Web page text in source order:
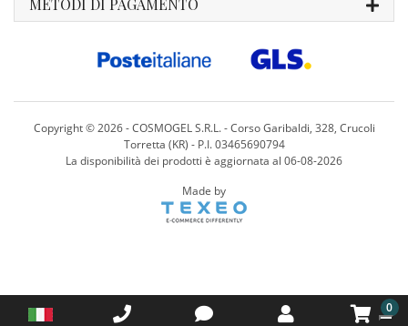
Copyright ©2026 - COSMOGEL S.R.L. - Corso Garibaldi, 328, Crucoli
Torretta (KR) - P.I. 03465690794
La disponibilità dei prodotti è aggiornata al 06-08-2026
Made by
0
Informativa sulla raccolta